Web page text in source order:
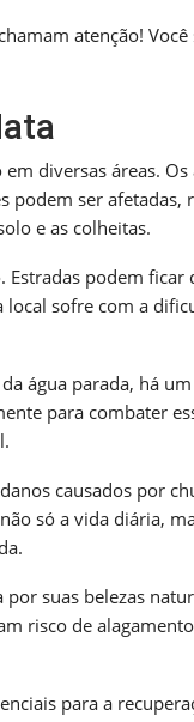
atenção!
diversas áreas.
podem ser
e as colheitas.
podem
sofre com a
água parada, há
para combater
causados por
só a vida diária,
suas belezas
risco de
para a